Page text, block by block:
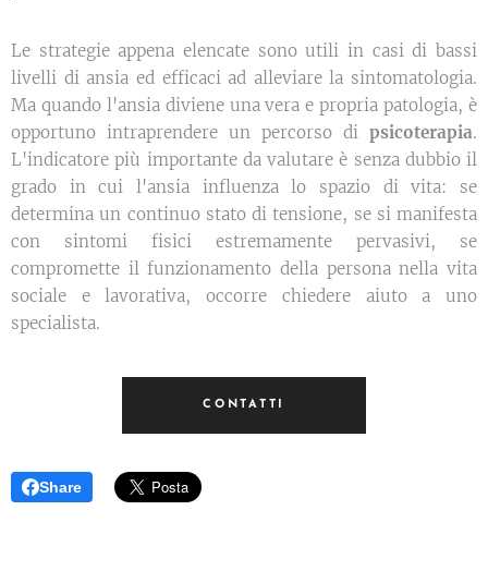
Le strategie appena elencate sono utili in casi di bassi
livelli di ansia ed efficaci ad alleviare la sintomatologia.
Ma quando l'ansia diviene una vera e propria patologia, è
opportuno intraprendere un percorso di psicoterapia.
L'indicatore più importante da valutare è senza dubbio il
grado in cui l'ansia influenza lo spazio di vita: se
determina un continuo stato di tensione, se si manifesta
con sintomi fisici estremamente pervasivi, se
compromette il funzionamento della persona nella vita
sociale e lavorativa, occorre chiedere aiuto a uno
specialista.
CONTATTI
Share